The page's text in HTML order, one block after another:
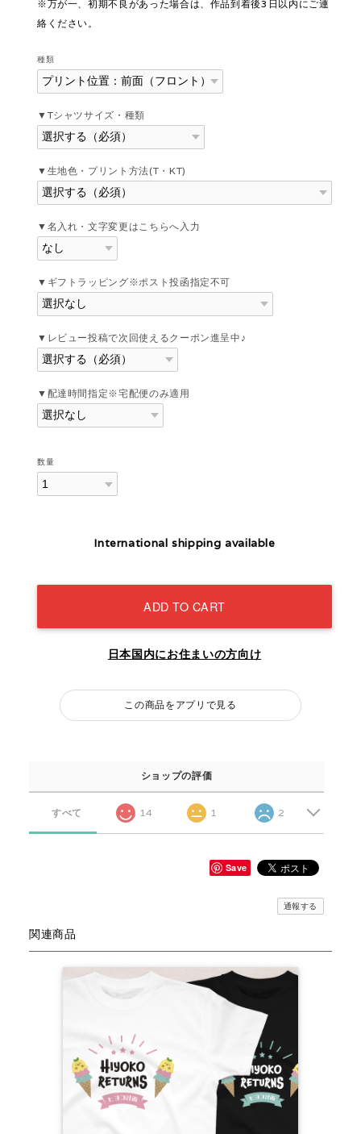
※万が一、初期不良があった場合は、作品到着後3日以内にご連
絡ください。
種類
▼Tシャツサイズ・種類
▼生地色・プリント方法(T・KT)
▼名入れ・文字変更はこちらへ入力
▼ギフトラッピング※ポスト投函指定不可
▼レビュー投稿で次回使えるクーポン進呈中♪
▼配達時間指定※宅配便のみ適用
数量
International shipping available
ADD TO CART
日本国内にお住まいの方向け
この商品をアプリで見る
ショップの評価
すべて 14 1 2
Save
通報する
関連商品